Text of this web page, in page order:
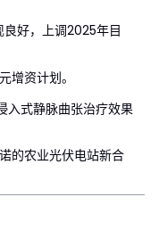
良好，上调2025年目
增资计划。
入式静脉曲张治疗效果
的农业光伏电站新合